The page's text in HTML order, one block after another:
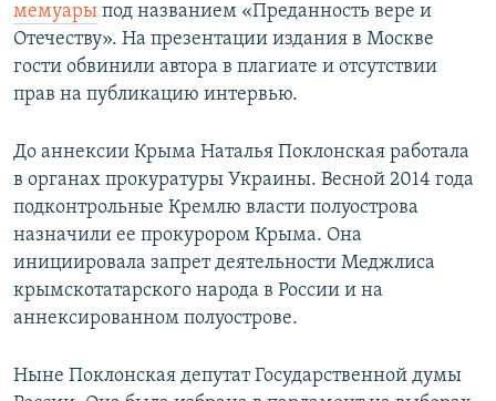
мемуары под названием «Преданность вере и
Отечеству». На презентации издания в Москве
гости обвинили автора в плагиате и отсутствии
прав на публикацию интервью.
До аннексии Крыма Наталья Поклонская работала
в органах прокуратуры Украины. Весной 2014 года
подконтрольные Кремлю власти полуострова
назначили ее прокурором Крыма. Она
инициировала запрет деятельности Меджлиса
крымскотатарского народа в России и на
аннексированном полуострове.
Ныне Поклонская депутат Государственной думы